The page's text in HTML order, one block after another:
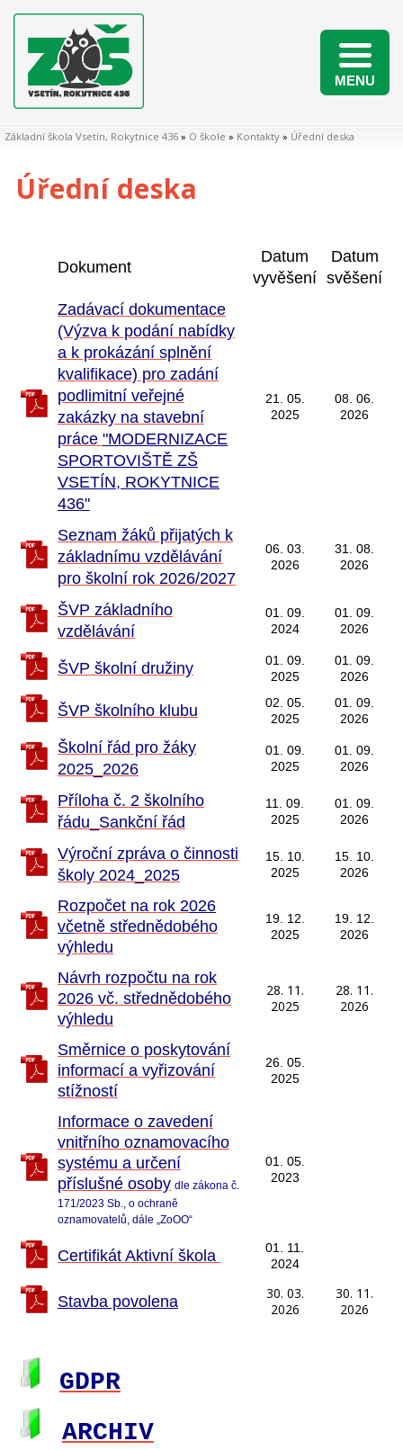
MENU
Základní škola Vsetín, Rokytnice 436 » O škole » Kontakty » Úřední deska
Úřední deska
Dokument
Datum
vyvěšení
Datum
svěšení
Zadávací dokumentace
(Výzva k podání nabídky
a k prokázání splnění
kvalifikace) pro zadání
podlimitní veřejné
zakázky na stavební
práce "MODERNIZACE
SPORTOVIŠTĚ ZŠ
VSETÍN, ROKYTNICE
436"
21. 05.
2025
08. 06.
2026
Seznam žáků přijatých k
základnímu vzdělávání
pro školní rok 2026/2027
06. 03.
2026
31. 08.
2026
ŠVP základního
vzdělávání
01. 09.
2024
01. 09.
2026
ŠVP školní družiny
01. 09.
2025
01. 09.
2026
ŠVP školního klubu
02. 05.
2025
01. 09.
2026
Školní řád pro žáky
2025_2026
01. 09.
2025
01. 09.
2026
Příloha č. 2 školního
řádu_Sankční řád
11. 09.
2025
01. 09.
2026
Výroční zpráva o činnosti
školy 2024_2025
15. 10.
2025
15. 10.
2026
Rozpočet na rok 2026
včetně střednědobého
výhledu
19. 12.
2025
19. 12.
2026
Návrh rozpočtu na rok
2026 vč. střednědobého
výhledu
28. 11.
2025
28. 11.
2026
Směrnice o poskytování
informací a vyřizování
stížností
26. 05.
2025
Informace o zavedení
vnitřního oznamovacího
systému a určení
příslušné osoby dle zákona č.
171/2023 Sb., o ochraně
oznamovatelů, dále „ZoOO“
01. 05.
2023
Certifikát Aktivní škola
01. 11.
2024
Stavba povolena
30. 03.
2026
30. 11.
2026
GDPR
ARCHIV